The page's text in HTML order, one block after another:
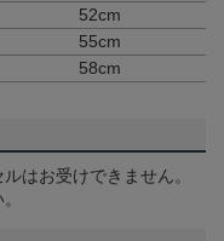
52cm
55cm
58cm
はお受けできません。